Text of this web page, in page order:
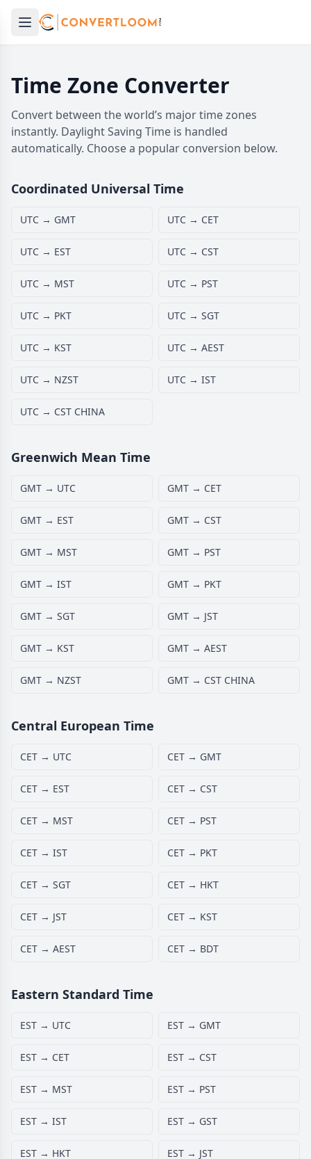
Open main menu
menu
Time Zone Converter
Convert between the world’s major time zones
instantly. Daylight Saving Time is handled
automatically. Choose a popular conversion below.
Coordinated Universal Time
UTC → GMT UTC → CET
UTC → EST UTC → CST
UTC → MST UTC → PST
UTC → PKT UTC → SGT
UTC → KST UTC → AEST
UTC → NZST UTC → IST
UTC → CST CHINA
Greenwich Mean Time
GMT → UTC GMT → CET
GMT → EST GMT → CST
GMT → MST GMT → PST
GMT → IST GMT → PKT
GMT → SGT GMT → JST
GMT → KST GMT → AEST
GMT → NZST GMT → CST CHINA
Central European Time
CET → UTC CET → GMT
CET → EST CET → CST
CET → MST CET → PST
CET → IST CET → PKT
CET → SGT CET → HKT
CET → JST CET → KST
CET → AEST CET → BDT
Eastern Standard Time
EST → UTC EST → GMT
EST → CET EST → CST
EST → MST EST → PST
EST → IST EST → GST
EST → HKT EST → JST